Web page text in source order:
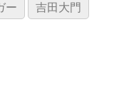
ー 吉田大門